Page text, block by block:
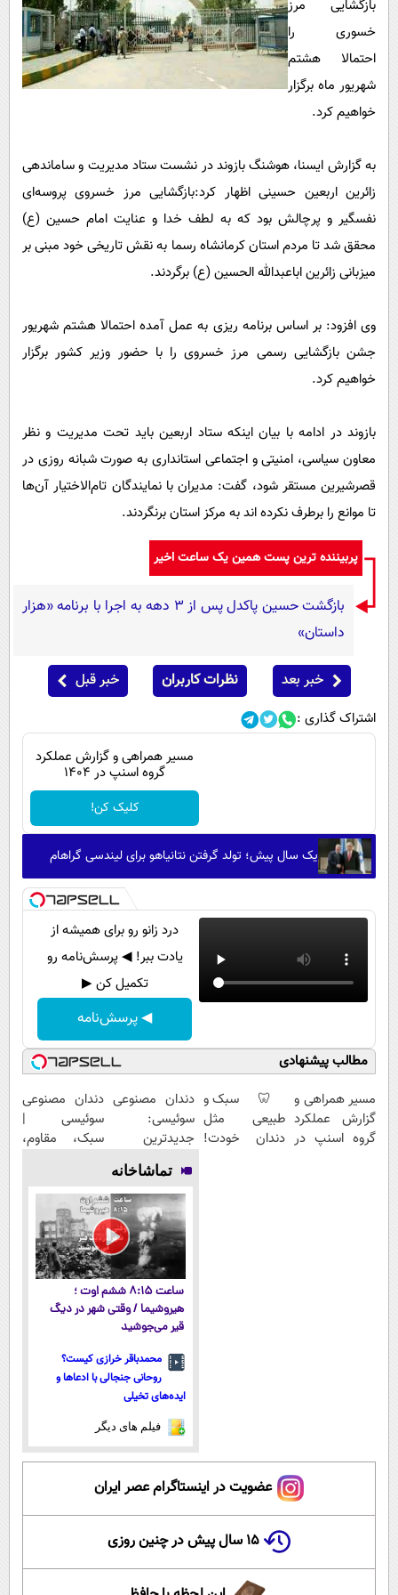
سرگرمی
فناوری
گوناگون
سلامت
بین الملل
اجتماعی
سیاست خارجی
پیامک
روانشناسی
آشپزی
بازگشایی مرز
خسوری را
احتمالا هشتم
شهریور ماه برگزار
خواهیم کرد.
به گزارش ایسنا، هوشنگ بازوند در نشست ستاد مدیریت و ساماندهی
زائرین اربعین حسینی اظهار کرد:بازگشایی مرز خسروی پروسه‌ای
نفسگیر و پرچالش بود که به لطف خدا و عنایت امام حسین (ع)
محقق شد تا مردم استان کرمانشاه رسما به نقش تاریخی خود مبنی بر
میزبانی زائرین اباعبدالله الحسین (ع) برگردند.
وی افزود: بر اساس برنامه ریزی به عمل آمده احتمالا هشتم شهریور
جشن بازگشایی رسمی مرز خسروی را با حضور وزیر کشور برگزار
خواهیم کرد.
بازوند در ادامه با بیان اینکه ستاد اربعین باید تحت مدیریت و نظر
معاون سیاسی، امنیتی و اجتماعی استانداری به صورت شبانه روزی در
قصرشیرین مستقر شود، گفت: مدیران با نمایندگان تام‌الاختیار آن‌ها
تا موانع را برطرف نکرده اند به مرکز استان برنگردند.
پربیننده ترین پست همین یک ساعت اخیر
بازگشت حسین پاکدل پس از ۳ دهه به اجرا با برنامه «هزار
داستان»
خبر بعد نظرات کاربران خبر قبل
اشتراک گذاری :
مسیر همراهی و گزارش عملکرد
گروه اسنپ در ۱۴۰۴
کلیک کن!
یک سال پیش؛ تولد گرفتن نتانیاهو برای لیندسی گراهام
درد زانو رو برای همیشه از
یادت ببر! ◀ پرسش‌نامه رو
تکمیل کن ▶
◀ پرسش‌نامه
مطالب پیشنهادی
مسیر همراهی و
گزارش عملکرد
گروه اسنپ در
🦷 سبک و
طبیعی مثل
دندان خودت!
دندان مصنوعی
سوئیسی:
جدیدترین
فناوری اروپا،
سبک و مقاوم |
پرداخت قسطی
دندان مصنوعی
سوئیسی |
سبک، مقاوم،
اقساطی😍
تماشاخانه
ساعت ۸:۱۵ ششم اوت ؛
هیروشیما / وقتی شهر در دیگ
قیر می‌جوشید
محمدباقر خرازی کیست؟
روحانی جنجالی با ادعاها و
ایده‌های تخیلی
فیلم های دیگر
عضویت در اینستاگرام عصر ایران
۱۵ سال پیش در چنین روزی